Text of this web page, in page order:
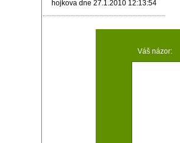
hojkova dne 27.1.2010 12:13:54
Váš názor: